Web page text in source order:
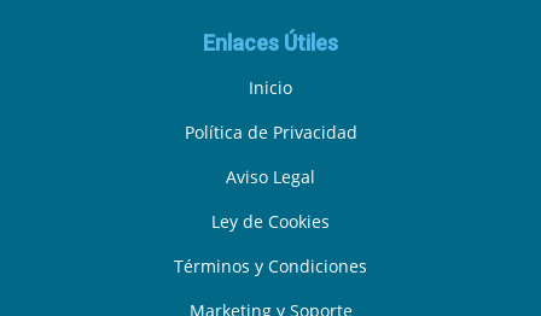
Enlaces Útiles
Inicio
Política de Privacidad
Aviso Legal
Ley de Cookies
Términos y Condiciones
Marketing y Soporte